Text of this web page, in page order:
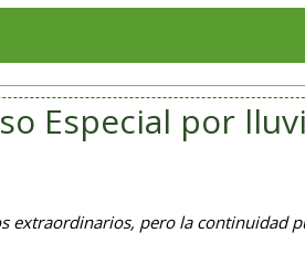
Especial por
extraordinarios, pero la continuidad